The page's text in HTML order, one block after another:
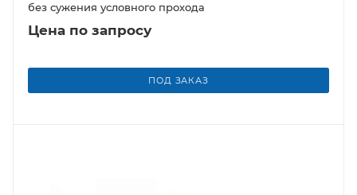
без сужения условного прохода
Цена по запросу
ПОД ЗАКАЗ